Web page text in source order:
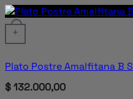
+
Plato Postre Amalfitana B
$132.000,00